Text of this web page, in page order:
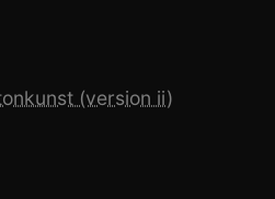
(version ii)